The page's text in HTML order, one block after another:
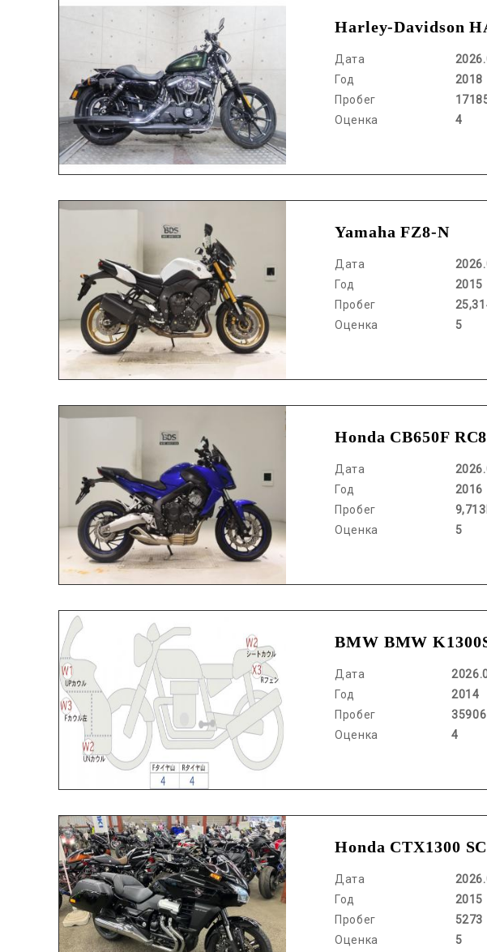
Harley-Davidson
Дата
Год
2018
Пробег
Оценка
4
Yamaha FZ8-N
Дата
Год
2015
Пробег
Оценка
5
Honda CB650F
Дата
Год
2016
Пробег
Оценка
5
BMW BMW
Дата
Год
2014
Пробег
35906
Оценка
4
Honda CTX1300
Дата
Год
2015
Пробег
5273
Оценка
5